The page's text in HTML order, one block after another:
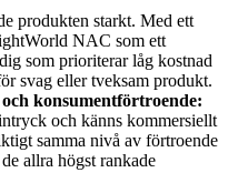
produkten starkt. Med ett
NAC som ett
som prioriterar låg kostnad
svag eller tveksam produkt.
konsumentförtroende:
och känns kommersiellt
samma nivå av förtroende
allra högst rankade